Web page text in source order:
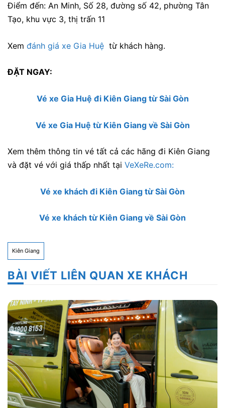
Điểm đến: An Minh, Số 28, đường số 42, phường Tân
Tạo, khu vực 3, thị trấn 11
Xem đánh giá xe Gia Huệ từ khách hàng.
ĐẶT NGAY:
Vé xe Gia Huệ đi Kiên Giang từ Sài Gòn
Vé xe Gia Huệ từ Kiên Giang về Sài Gòn
Xem thêm thông tin vé tất cả các hãng đi Kiên Giang
và đặt vé với giá thấp nhất tại VeXeRe.com:
Vé xe khách đi Kiên Giang từ Sài Gòn
Vé xe khách từ Kiên Giang về Sài Gòn
Kiên Giang
BÀI VIẾT LIÊN QUAN XE KHÁCH